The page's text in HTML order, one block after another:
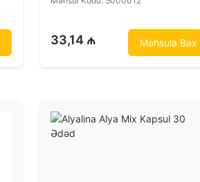
33,14 ₼ Məhsula Bax